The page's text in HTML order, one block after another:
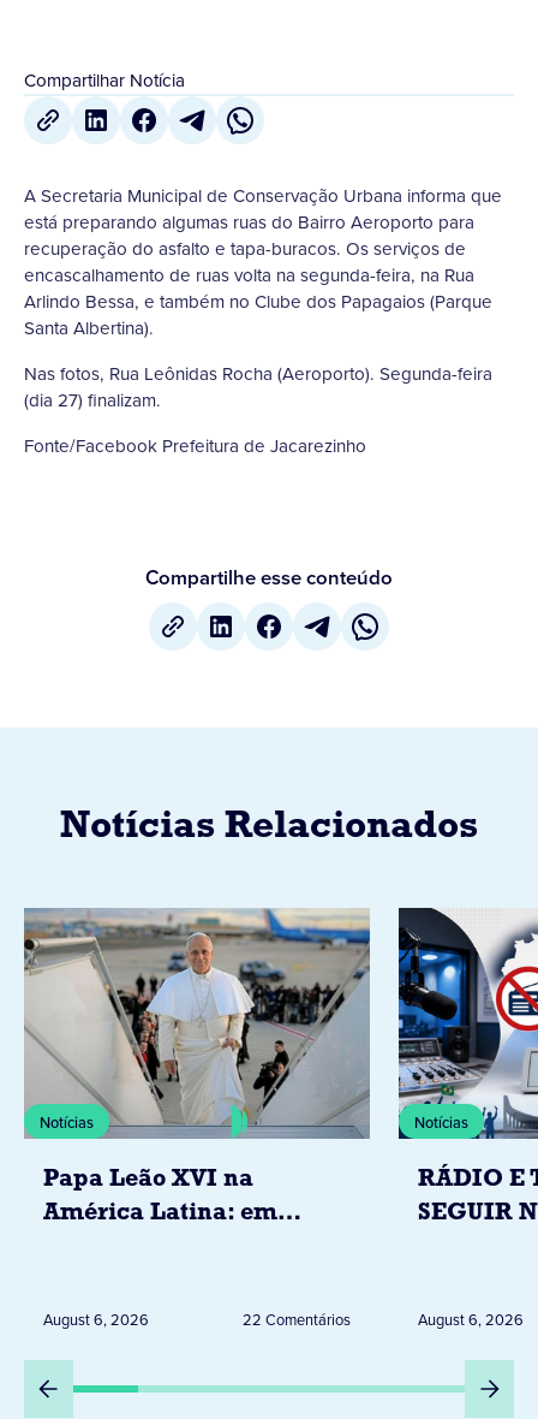
Compartilhar Notícia
A Secretaria Municipal de Conservação Urbana informa que
está preparando algumas ruas do Bairro Aeroporto para
recuperação do asfalto e tapa-buracos. Os serviços de
encascalhamento de ruas volta na segunda-feira, na Rua
Arlindo Bessa, e também no Clube dos Papagaios (Parque
Santa Albertina).
Nas fotos, Rua Leônidas Rocha (Aeroporto). Segunda-feira
(dia 27) finalizam.
Fonte/Facebook Prefeitura de Jacarezinho
Compartilhe esse conteúdo
Notícias Relacionados
Notícias
Papa Leão XVI na
América Latina: em
Peru
August 6, 2026 22 Comentários
Notícias
RÁDIO E
SEGUIR
DESTA
August 6, 2026